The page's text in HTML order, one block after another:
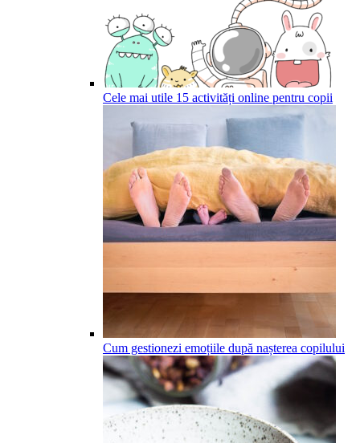
Cele mai utile 15 activități online pentru copii
Cum gestionezi emoțiile după nașterea copilului